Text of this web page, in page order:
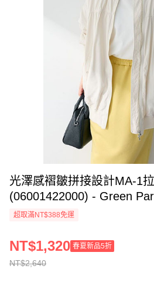
光澤感褶皺拼接設計MA-1
(06001422000) - Green
超取滿NT$388免運
NT$2,640
NT$1,320 春夏新品5折